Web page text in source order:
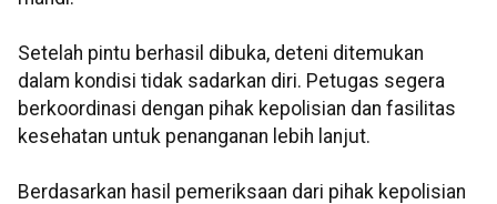
Setelah pintu berhasil dibuka, deteni ditemukan
dalam kondisi tidak sadarkan diri. Petugas segera
berkoordinasi dengan pihak kepolisian dan fasilitas
kesehatan untuk penanganan lebih lanjut.
Berdasarkan hasil pemeriksaan dari pihak kepolisian